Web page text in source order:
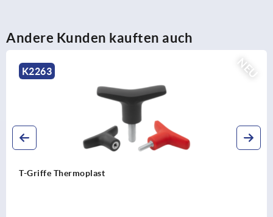
Andere Kunden kauften auch
NEU
K2263
T-Griffe Thermoplast